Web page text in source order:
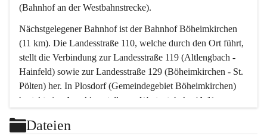
(Bahnhof an der Westbahnstrecke).
Nächstgelegener Bahnhof ist der Bahnhof Böheimkirchen
(11 km). Die Landesstraße 110, welche durch den Ort führt,
stellt die Verbindung zur Landesstraße 119 (Altlengbach -
Hainfeld) sowie zur Landesstraße 129 (Böheimkirchen - St.
Pölten) her. In Plosdorf (Gemeindegebiet Böheimkirchen)
besteht eine Anschlussstelle zur Westautobahn (A 1).
Wien erreicht man in ca. 45 Minuten.
Dateien